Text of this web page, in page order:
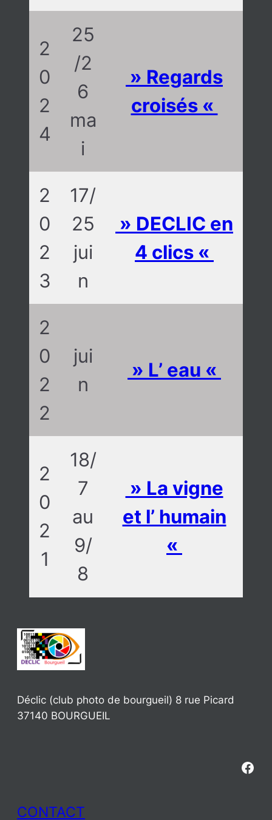
2
0
2
4
25
/2
6
ma
i
» Regards
croisés «
2
0
2
3
17/
25
jui
n
» DECLIC en
4 clics «
2
0
2
2
jui
n
» L’ eau «
2
0
2
1
18/
7
au
9/
8
» La vigne
et l’ humain
«
Déclic (club photo de bourgueil) 8 rue Picard
37140 BOURGUEIL
CONTACT